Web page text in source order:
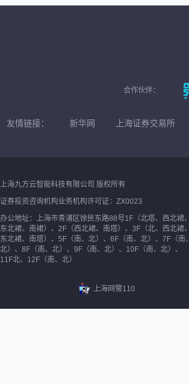
合作伙伴：
友情链接： 新华网 上海证券交易所
上海九方云智能科技有限公司 版权所有
证券投资咨询机构业务机构许可证：ZX0023
办公地址：上海市青浦区徐民东路88号1F（北塔、西北裙、
东北裙、南裙）、2F（西北裙、南塔）、3F（北、西北裙、
东北裙、南塔）、5F（南、北）、6F（南、北）、7F（南、
北）、8F（南、北）、9F（南、北）、10F（南、北）、
11F北、12F（南、北）
上海网警110